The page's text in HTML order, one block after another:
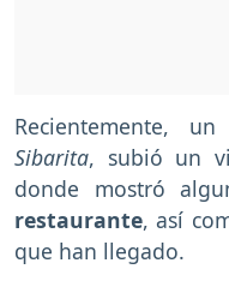
Recientemente,
Sibarita, subió un
donde mostró
restaurante, así
que han llegado.